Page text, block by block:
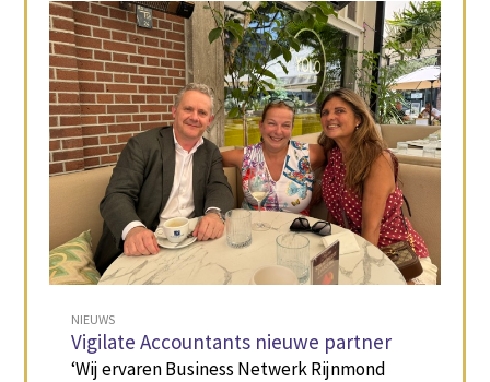
NIEUWS
Vigilate Accountants nieuwe partner
‘Wij ervaren Business Netwerk Rijnmond